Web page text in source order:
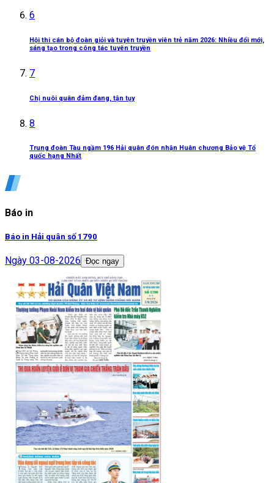
6
Hội thi cán bộ đoàn giỏi và tuyên truyền viên trẻ năm 2026: Nhiều đổi mới,
sáng tạo trong công tác tuyên truyền
7
Chị nuôi quân đảm đang, tận tụy
8
Trung đoàn Tàu ngầm 196 Hải quân đón nhận Huân chương Bảo vệ Tổ
quốc hạng Nhất
Báo in
Báo in Hải quân số 1790
Ngày 03-08-2026 Đọc ngay